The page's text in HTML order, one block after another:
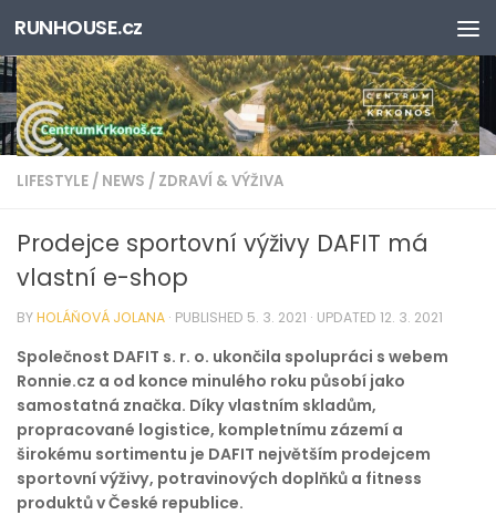
Skip to content
RUNHOUSE.cz
LIFESTYLE / NEWS / ZDRAVÍ & VÝŽIVA
Prodejce sportovní výživy DAFIT má
vlastní e-shop
BYHOLÁŇOVÁ JOLANA · PUBLISHED 5. 3. 2021 · UPDATED 12. 3. 2021
Společnost DAFIT s. r. o. ukončila spolupráci s webem
Ronnie.cz a od konce minulého roku působí jako
samostatná značka. Díky vlastním skladům,
propracované logistice, kompletnímu zázemí a
širokému sortimentu je DAFIT největším prodejcem
sportovní výživy, potravinových doplňků a fitness
produktů v České republice.